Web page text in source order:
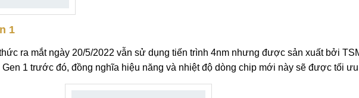
1
ra mắt ngày 20/5/2022 vẫn sử dụng tiến trình 4nm nhưng được sản xuất bởi
1 trước đó, đồng nghĩa hiệu năng và nhiệt độ dòng chip mới này sẽ được tối